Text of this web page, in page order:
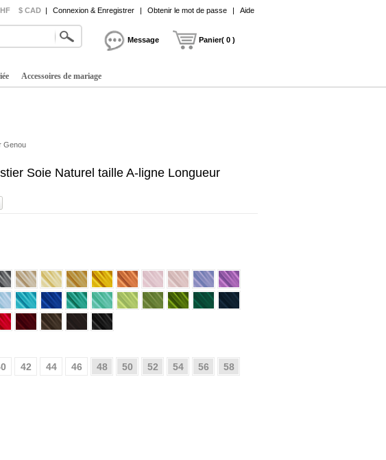
$ CAD | Connexion & Enregistrer | Obtenir le mot de passe | Aide
Message Panier( 0 )
Accessoires de mariage
Genou
Soie Naturel taille A-ligne Longueur
42 44 46 48 50 52 54 56
58